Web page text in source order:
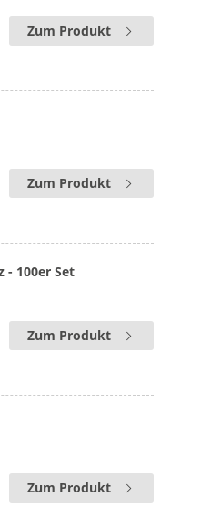
Zum Produkt
Zum Produkt
- 100er Set
Zum Produkt
Zum Produkt